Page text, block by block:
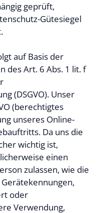
geprüft,
Gütesiegel
auf Basis der
des Art. 6 Abs. 1 lit. f
(DSGVO). Unser
(berechtigtes
unseres Online-
Da uns die
wichtig ist,
einen
zulassen, wie die
oder
Verwendung,